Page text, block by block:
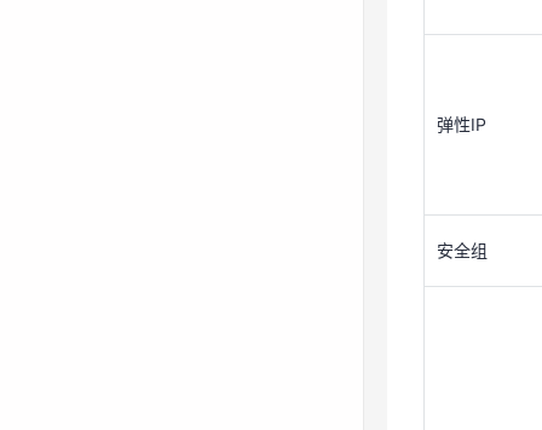
安全组
弹性IP
安全组